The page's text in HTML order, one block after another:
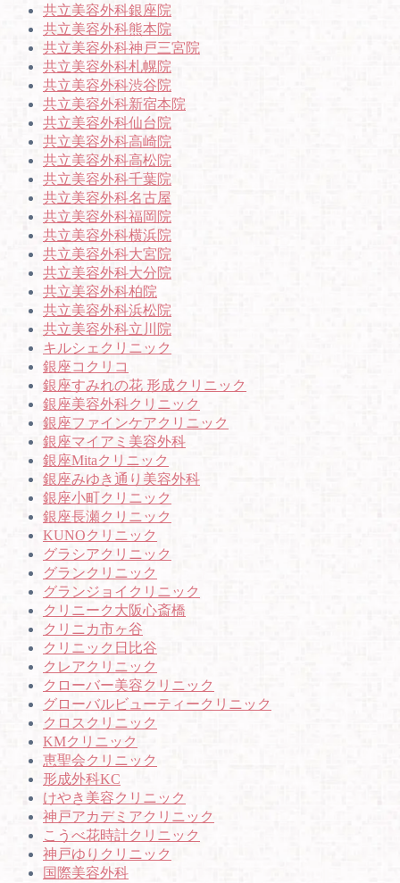
共立美容外科銀座院
共立美容外科熊本院
共立美容外科神戸三宮院
共立美容外科札幌院
共立美容外科渋谷院
共立美容外科新宿本院
共立美容外科仙台院
共立美容外科高崎院
共立美容外科高松院
共立美容外科千葉院
共立美容外科名古屋
共立美容外科福岡院
共立美容外科横浜院
共立美容外科大宮院
共立美容外科大分院
共立美容外科柏院
共立美容外科浜松院
共立美容外科立川院
キルシェクリニック
銀座コクリコ
銀座すみれの花 形成クリニック
銀座美容外科クリニック
銀座ファインケアクリニック
銀座マイアミ美容外科
銀座Mitaクリニック
銀座みゆき通り美容外科
銀座小町クリニック
銀座長瀬クリニック
KUNOクリニック
グラシアクリニック
グランクリニック
グランジョイクリニック
クリニーク大阪心斎橋
クリニカ市ヶ谷
クリニック日比谷
クレアクリニック
クローバー美容クリニック
グローバルビューティークリニック
クロスクリニック
KMクリニック
恵聖会クリニック
形成外科KC
けやき美容クリニック
神戸アカデミアクリニック
こうべ花時計クリニック
神戸ゆりクリニック
国際美容外科